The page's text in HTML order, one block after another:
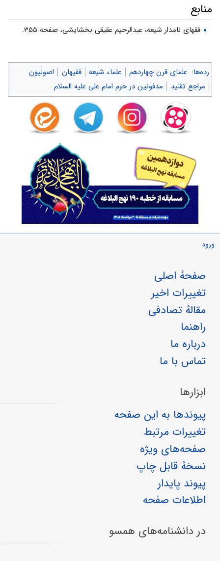
منابع
فقهای نامدار شیعه، عبدالرحیم عقیقی بخشایشی، صفحه ۳۵۵.
رده‌ها: علمای قرن چهاردهم علماء شیعه فقیهان
اصولیون
مراجع تقلید
مدفونین در حرم امام علی علیه السلام
ورود
صفحهٔ اصلی
تغییرات اخیر
مقالهٔ تصادفی
راهنما
درباره ما
تماس با ما
ابزارها
پیوندها به این صفحه
تغییرات مرتبط
صفحه‌های ویژه
نسخهٔ قابل چاپ
پیوند پایدار
اطلاعات صفحه
در دانشنامه‌های همسو